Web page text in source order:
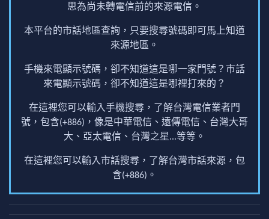
思為尚未轉電信前的來源電信。
本平台的市話地區查詢，只要搜尋號碼即可馬上知道
來源地區。
手機來電顯示號碼，卻不知道這是哪一家門號？市話
來電顯示號碼，卻不知道這是哪裡打來的？
在這裡您可以輸入手機搜尋，了解台灣電信業者門
號，包含(+886)，像是中華電信、遠傳電信、台灣大哥
大、亞太電信、台灣之星...等等。
在這裡您可以輸入市話搜尋，了解台灣市話來源，包
含(+886)。